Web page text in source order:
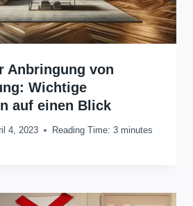
Anbringung von
Wichtige
auf einen Blick
4, 2023 Reading Time: 3 minutes